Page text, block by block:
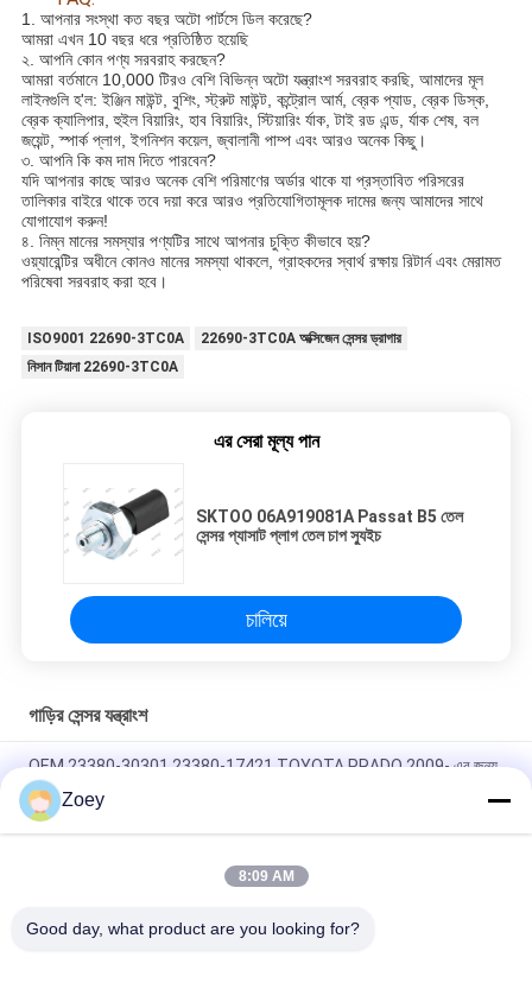
1. আপনার সংস্থা কত বছর অটো পার্টসে ডিল করেছে?
আমরা এখন 10 বছর ধরে প্রতিষ্ঠিত হয়েছি
২. আপনি কোন পণ্য সরবরাহ করছেন?
আমরা বর্তমানে 10,000 টিরও বেশি বিভিন্ন অটো যন্ত্রাংশ সরবরাহ করছি, আমাদের মূল
লাইনগুলি হ'ল: ইঞ্জিন মাউন্ট, বুশিং, স্ট্রুট মাউন্ট, কন্ট্রোল আর্ম, ব্রেক প্যাড, ব্রেক ডিস্ক,
ব্রেক ক্যালিপার, হুইল বিয়ারিং, হাব বিয়ারিং, স্টিয়ারিং র্যাক, টাই রড এন্ড, র্যাক শেষ, বল
জয়েন্ট, স্পার্ক প্লাগ, ইগনিশন কয়েল, জ্বালানী পাম্প এবং আরও অনেক কিছু।
৩. আপনি কি কম দাম দিতে পারবেন?
যদি আপনার কাছে আরও অনেক বেশি পরিমাণের অর্ডার থাকে যা প্রস্তাবিত পরিসরের
তালিকার বাইরে থাকে তবে দয়া করে আরও প্রতিযোগিতামূলক দামের জন্য আমাদের সাথে
যোগাযোগ করুন!
৪. নিম্ন মানের সমস্যার পণ্যটির সাথে আপনার চুক্তি কীভাবে হয়?
ওয়্যারেন্টির অধীনে কোনও মানের সমস্যা থাকলে, গ্রাহকদের স্বার্থ রক্ষায় রিটার্ন এবং মেরামত
পরিষেবা সরবরাহ করা হবে।
ISO9001 22690-3TC0A
22690-3TC0A অক্সিজেন সেন্সর ড্রাগার
নিসান টিয়ানা 22690-3TC0A
এর সেরা মূল্য পান
SKTOO 06A919081A Passat B5 তেল
সেন্সর প্যাসাট প্লাগ তেল চাপ স্যুইচ
চালিয়ে
গাড়ির সেন্সর যন্ত্রাংশ
OEM 23380-30301 23380-17421 TOYOTA PRADO 2009- এর জন্য
CAP ASSY জ্বালানী ফিল্টার
OEM CM5Z-8575-D CM5Z8575A ফোর্ড ট্রানজিট/মন্ডেওর জন্য থার্মোস্ট্যাট
OEM 6C11-12K073-AC 2S7Q12K073AA ফোর্ড রেঞ্জার/ট্রানজিট ভ্যানের
Zoey
8:09 AM
Good day, what product are you looking for?